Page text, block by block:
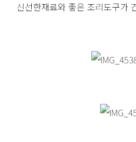
신선한재료와 좋은 조리도구가